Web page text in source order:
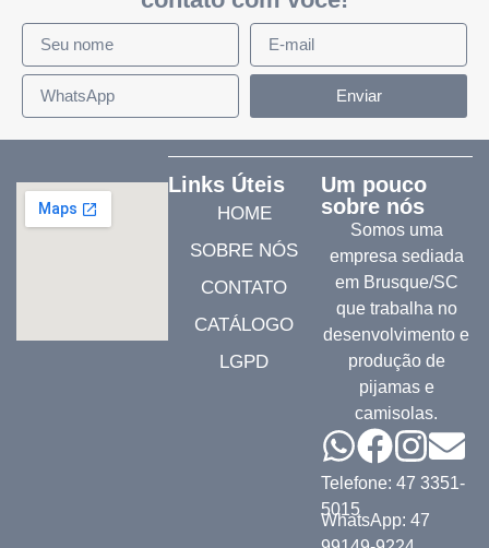
Enviar
Links Úteis
HOME
SOBRE NÓS
CONTATO
CATÁLOGO
LGPD
Um pouco
sobre nós
Somos uma
empresa sediada
em Brusque/SC
que trabalha no
desenvolvimento e
produção de
pijamas e
camisolas.
Telefone: 47 3351-
5015
WhatsApp: 47